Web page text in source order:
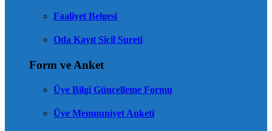
Faaliyet Belgesi
Oda Kayıt Sicil Sureti
Form ve Anket
Üye Bilgi Güncelleme Formu
Üye Memnuniyet Anketi